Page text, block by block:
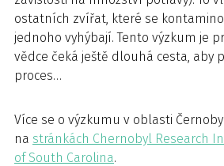
ostatních zvířat, které se
jednoho vyhýbají. Tento výzkum je
vědce čeká ještě dlouhá cesta, aby
proces…
Více se o výzkumu v oblasti
na stránkách Chernobyl Research
of South Carolina.